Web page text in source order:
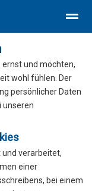
und möchten,
wohl fühlen. Der
persönlicher Daten
unseren
und verarbeitet,
einer
bei einem